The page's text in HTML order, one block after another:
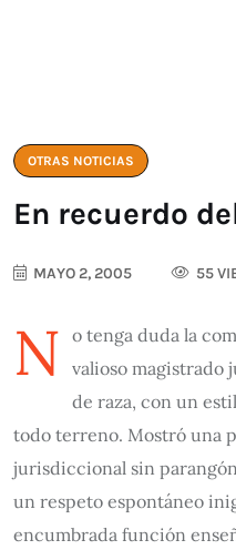
OTRAS NOTICIAS
En recuerdo
MAYO 2, 2005 55
N o tenga duda la
valioso magistrado
de raza, con un
todo terreno. Mostró una
jurisdiccional sin
un respeto espontáneo
encumbrada función